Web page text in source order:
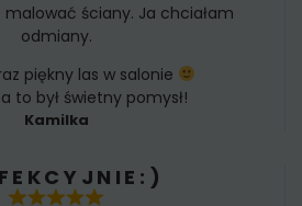
malować ściany. Ja chciałam
odmiany.
piękny las w salonie
to był świetny pomysł!
Kamilka